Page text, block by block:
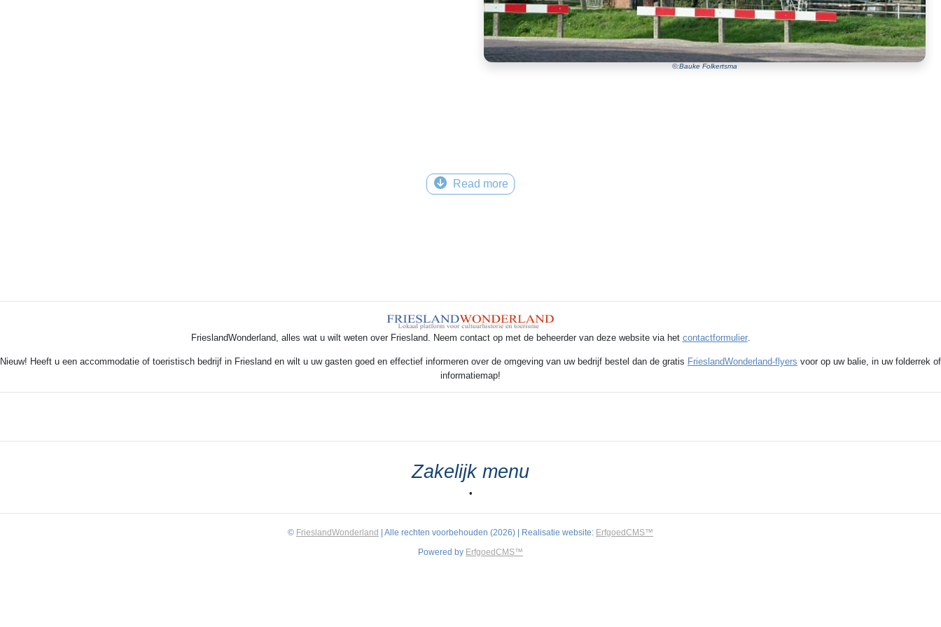
©:Bauke Folkertsma
Read more
FrieslandWonderland, alles wat u wilt weten over Friesland. Neem contact op met de beheerder van deze website via het contactformulier.
Nieuw! Heeft u een accommodatie of toeristisch bedrijf in Friesland en wilt u uw gasten goed en effectief informeren over de omgeving van uw bedrijf bestel dan de gratis FrieslandWonderland-flyers voor op uw balie, in uw folderrek of
informatiemap!
Zakelijk menu
•
© FrieslandWonderland | Alle rechten voorbehouden (2026) | Realisatie website: ErfgoedCMS™
Powered by ErfgoedCMS™